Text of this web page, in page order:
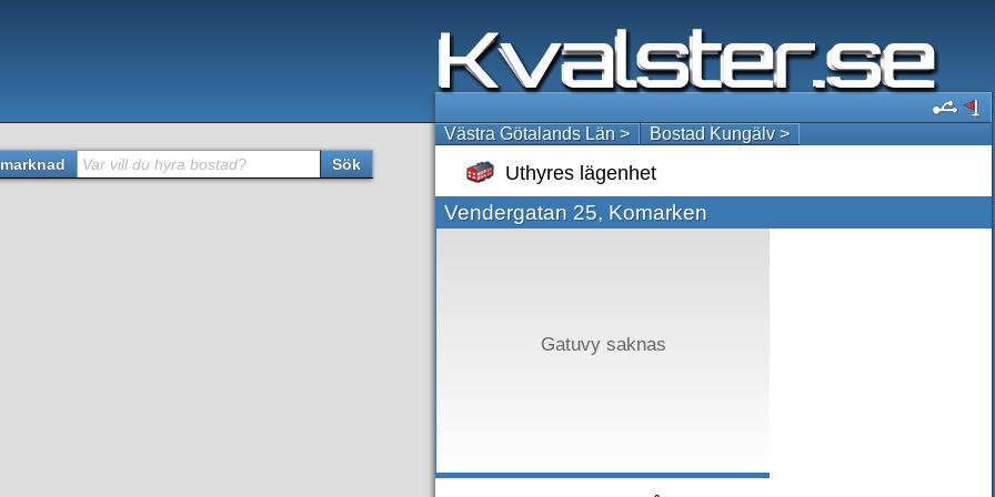
Västra Götalands Län > Bostad Kungälv >
Uthyres lägenhet
Vendergatan 25, Komarken
Gatuvy saknas
Var vill du hyra bostad? Sök